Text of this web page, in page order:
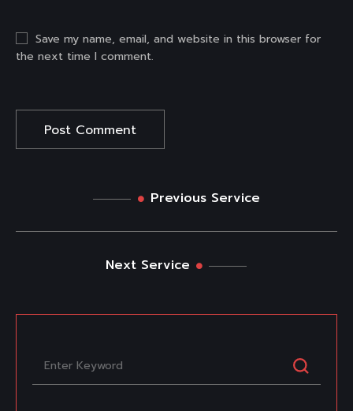
Save my name, email, and website in this browser for
the next time I comment.
Previous Service
Next Service